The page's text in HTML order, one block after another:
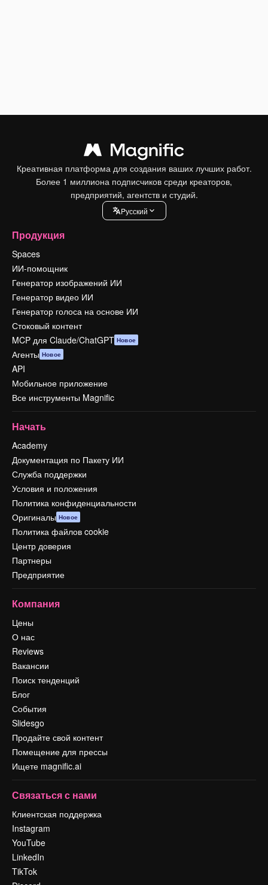
Креативная платформа для создания ваших лучших работ.
Более 1 миллиона подписчиков среди креаторов,
предприятий, агентств и студий.
Pусский
Продукция
Spaces
ИИ-помощник
Генератор изображений ИИ
Генератор видео ИИ
Генератор голоса на основе ИИ
Стоковый контент
MCP для Claude/ChatGPT Новое
Агенты Новое
API
Мобильное приложение
Все инструменты Magnific
Начать
Academy
Документация по Пакету ИИ
Служба поддержки
Условия и положения
Политика конфиденциальности
Оригиналы Новое
Политика файлов cookie
Центр доверия
Партнеры
Предприятие
Компания
Цены
О нас
Reviews
Вакансии
Поиск тенденций
Блог
События
Slidesgo
Продайте свой контент
Помещение для прессы
Ищете magnific.ai
Связаться с нами
Клиентская поддержка
Instagram
YouTube
LinkedIn
TikTok